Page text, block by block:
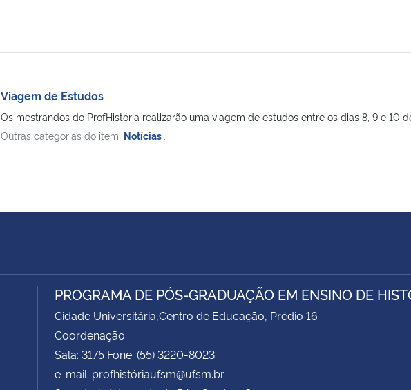
Viagem de Estudos
Os mestrandos do ProfHistória realizarão uma viagem de estudos entre os dias 8, 9 e 10
Outras categorias do item: Notícias
PROGRAMA DE PÓS-GRADUAÇÃO EM ENSINO DE
Cidade Universitária,Centro de Educação, Prédio 16
Coordenação:
Sala: 3175 Fone: (55) 3220-8023
e-mail: profhistóriaufsm@ufsm.br